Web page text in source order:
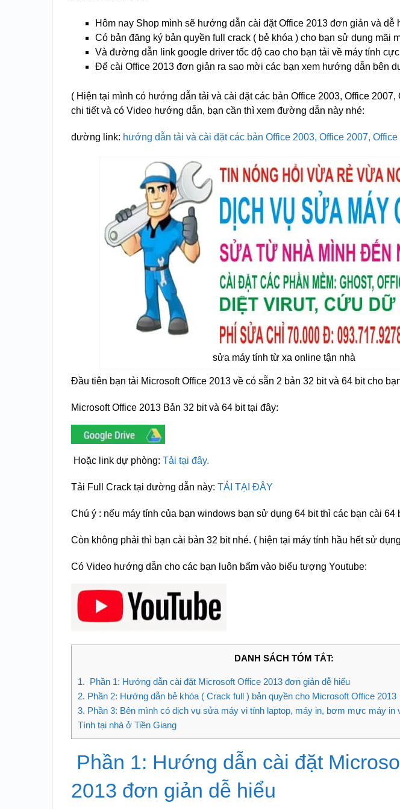
Hôm nay Shop mình sẽ hướng dẫn cài đặt Office 2013 đơn giản và dễ
Có bản đăng ký bản quyền full crack ( bẻ khóa ) cho bạn sử dụng mãi
Và đường dẫn link google driver tốc độ cao cho bạn tải về máy tính
Để cài Office 2013 đơn giản ra sao mời các bạn xem hướng dẫn bên
( Hiện tại mình có hướng dẫn tải và cài đặt các bản Office 2003, Office 2007,
chi tiết và có Video hướng dẫn, bạn cần thì xem đường dẫn này nhé:
đường link: hướng dẫn tải và cài đặt các bản Office 2003, Office 2007, Office
sửa máy tính từ xa online tận nhà
Đầu tiên bạn tải Microsoft Office 2013 về có sẵn 2 bản 32 bit và 64 bit cho
Microsoft Office 2013 Bản 32 bit và 64 bit tại đây:
Hoặc link dự phòng: Tải tại đây.
Tải Full Crack tại đường dẫn này: TẢI TẠI ĐÂY
Chú ý : nếu máy tính của bạn windows bạn sử dụng 64 bit thì các bạn cài 64
Còn không phải thì bạn cài bản 32 bit nhé. ( hiện tại máy tính hầu hết sử
Có Video hướng dẫn cho các bạn luôn bấm vào biểu tượng Youtube:
DANH SÁCH TÓM TẮT:
1. Phần 1: Hướng dẫn cài đặt Microsoft Office 2013 đơn giản dễ hiểu
2. Phần 2: Hướng dẫn bẻ khóa ( Crack full ) bản quyền cho Microsoft Office 2013
3. Phần 3: Bên mình có dịch vụ sửa máy vi tính laptop, máy in, bơm mực máy in
Tính tại nhà ở Tiền Giang
Phần 1: Hướng dẫn cài đặt
2013 đơn giản dễ hiểu